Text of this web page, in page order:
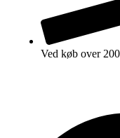
Ved køb over